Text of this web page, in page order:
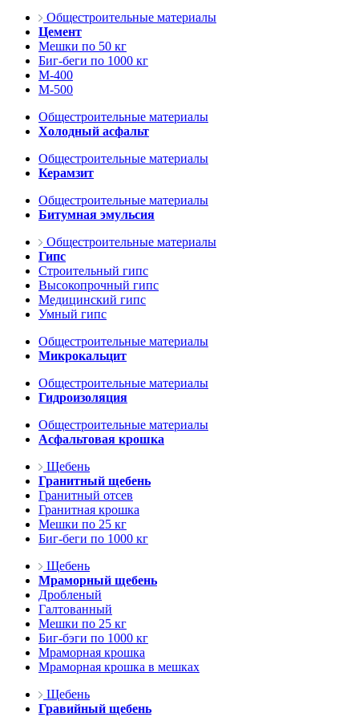
Общестроительные материалы
Цемент
Мешки по 50 кг
Биг-беги по 1000 кг
М-400
М-500
Общестроительные материалы
Холодный асфальт
Общестроительные материалы
Керамзит
Общестроительные материалы
Битумная эмульсия
Общестроительные материалы
Гипс
Строительный гипс
Высокопрочный гипс
Медицинский гипс
Умный гипс
Общестроительные материалы
Микрокальцит
Общестроительные материалы
Гидроизоляция
Общестроительные материалы
Асфальтовая крошка
Щебень
Гранитный щебень
Гранитный отсев
Гранитная крошка
Мешки по 25 кг
Биг-беги по 1000 кг
Щебень
Мраморный щебень
Дробленый
Галтованный
Мешки по 25 кг
Биг-бэги по 1000 кг
Мраморная крошка
Мраморная крошка в мешках
Щебень
Гравийный щебень